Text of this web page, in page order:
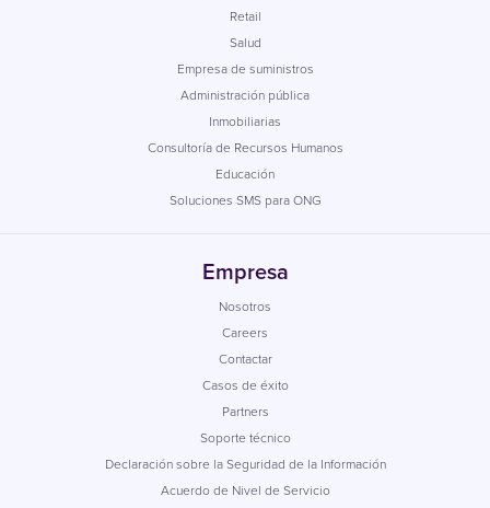
Retail
Salud
Empresa de suministros
Administración pública
Inmobiliarias
Consultoría de Recursos Humanos
Educación
Soluciones SMS para ONG
Empresa
Nosotros
Careers
Contactar
Casos de éxito
Partners
Soporte técnico
Declaración sobre la Seguridad de la Información
Acuerdo de Nivel de Servicio